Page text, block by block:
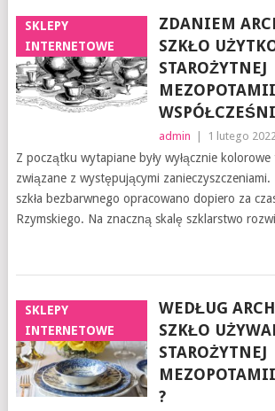
SKLEPY
INTERNETOWE
ZDANIEM
SZKŁO
STAROŻYTNEJ
admin 1 lutego
Z początku wytapiane były wyłącznie kolorowe
związane z występującymi
szkła bezbarwnego opracowano dopiero za
Rzymskiego. Na znaczną skalę szklarstwo
SKLEPY
INTERNETOWE
WEDŁUG
SZKŁO
STAROŻYTNEJ
?